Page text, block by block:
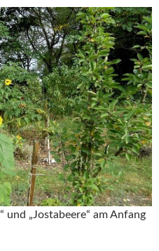
und „Jostabeere“ am Anfang